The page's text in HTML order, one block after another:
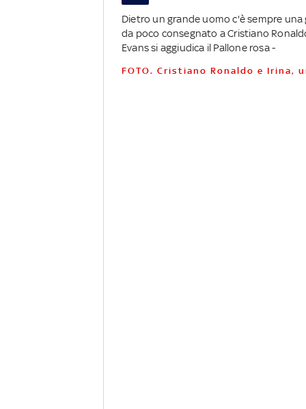
Dietro un grande uomo c'è sempre una
da poco consegnato a Cristiano
Evans si aggiudica il Pallone rosa -
FOTO. Cristiano Ronaldo e Irina,